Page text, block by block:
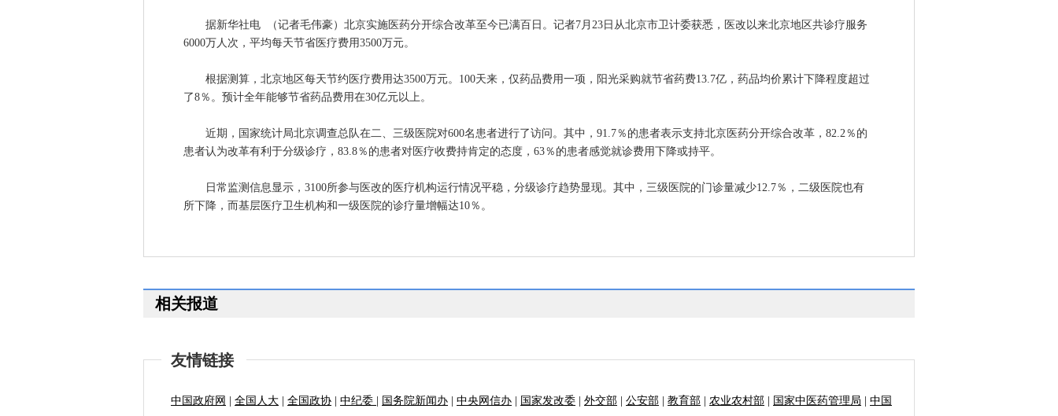
据新华社电 （记者毛伟豪）北京实施医药分开综合改革至今已满百日。记者7月23日从北京市卫计委获悉，医改以来北京地区共诊疗服务
6000万人次，平均每天节省医疗费用3500万元。
根据测算，北京地区每天节约医疗费用达3500万元。100天来，仅药品费用一项，阳光采购就节省药费13.7亿，药品均价累计下降程度超过
了8％。预计全年能够节省药品费用在30亿元以上。
近期，国家统计局北京调查总队在二、三级医院对600名患者进行了访问。其中，91.7％的患者表示支持北京医药分开综合改革，82.2％的
患者认为改革有利于分级诊疗，83.8％的患者对医疗收费持肯定的态度，63％的患者感觉就诊费用下降或持平。
日常监测信息显示，3100所参与医改的医疗机构运行情况平稳，分级诊疗趋势显现。其中，三级医院的门诊量减少12.7％，二级医院也有
所下降，而基层医疗卫生机构和一级医院的诊疗量增幅达10％。
相关报道